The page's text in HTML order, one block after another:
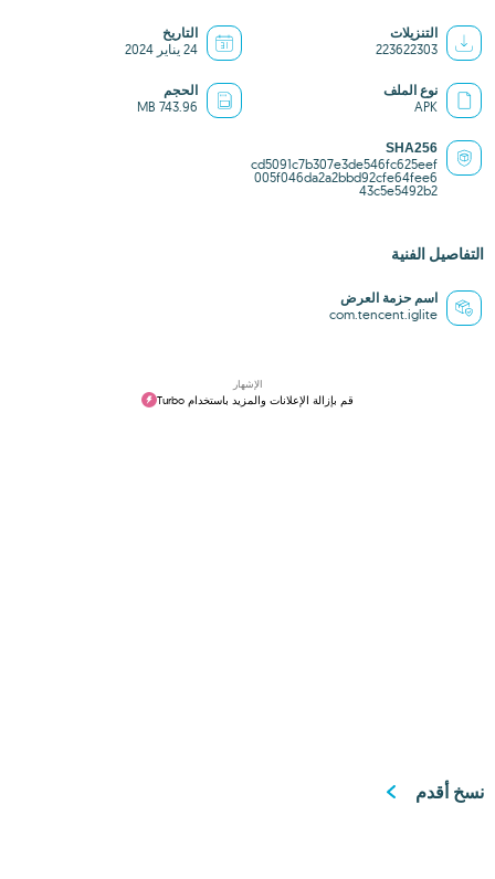
التنزيلات
223622303
التاريخ
24 يناير 2024
نوع الملف
APK
الحجم
743.96 MB
SHA256
cd5091c7b307e3de546fc625eef
005f046da2a2bbd92cfe64fee6
43c5e5492b2
التفاصيل الفنية
اسم حزمة العرض
com.tencent.iglite
الإشهار
قم بإزالة الإعلانات والمزيد باستخدام Turbo
نسخ أقدم